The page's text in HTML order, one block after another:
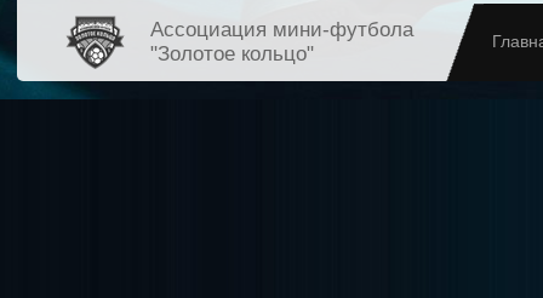
Ассоциация мини-футбола
"Золотое кольцо"